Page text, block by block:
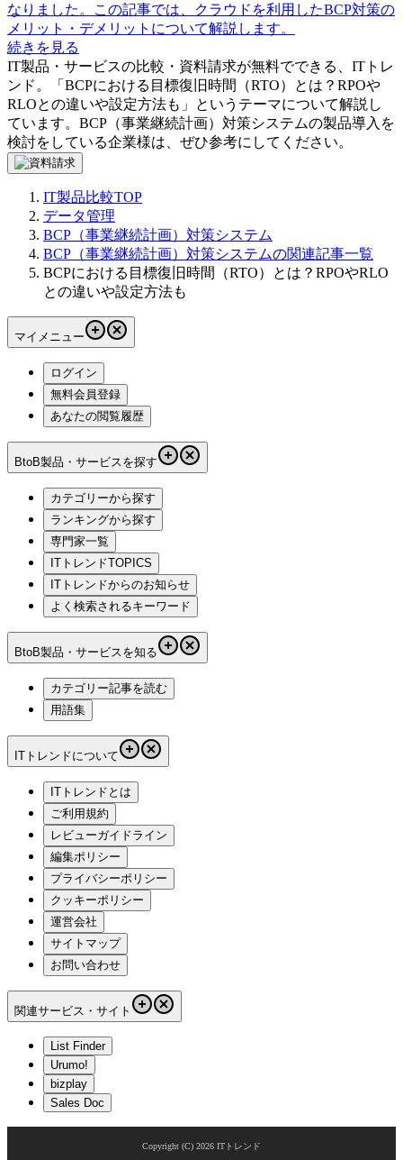
なりました。この記事では、クラウドを利用したBCP対策の
メリット・デメリットについて解説します。
続きを見る
IT製品・サービスの比較・資料請求が無料でできる、ITトレ
ンド。「 BCPにおける目標復旧時間（RTO）とは？RPOや
RLOとの違いや設定方法も 」というテーマについて解説し
ています。 BCP（事業継続計画）対策システムの製品導入を
検討をしている企業様は、ぜひ参考にしてください。
IT製品比較TOP
データ管理
BCP（事業継続計画）対策システム
BCP（事業継続計画）対策システムの関連記事一覧
BCPにおける目標復旧時間（RTO）とは？RPOやRLO
との違いや設定方法も
マイメニュー
ログイン
無料会員登録
あなたの閲覧履歴
BtoB製品・サービスを探す
カテゴリーから探す
ランキングから探す
専門家一覧
ITトレンドTOPICS
ITトレンドからのお知らせ
よく検索されるキーワード
BtoB製品・サービスを知る
カテゴリー記事を読む
用語集
ITトレンドについて
ITトレンドとは
ご利用規約
レビューガイドライン
編集ポリシー
プライバシーポリシー
クッキーポリシー
運営会社
サイトマップ
お問い合わせ
関連サービス・サイト
List Finder
Urumo!
bizplay
Sales Doc
Copyright (C) 2026 ITトレンド